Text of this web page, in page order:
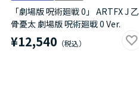
「劇場版 呪術廻戦 0」 ARTFX J 乙
骨憂太 劇場版 呪術廻戦 0 Ver.
¥12,540